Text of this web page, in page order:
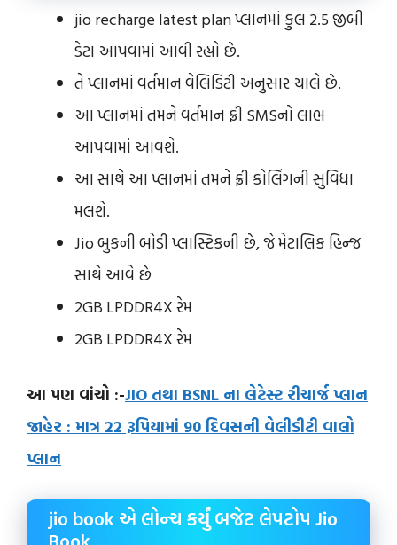
jio recharge latest plan પ્લાનમાં કુલ 2.5 જીબી
ડેટા આપવામાં આવી રહ્યો છે.
તે પ્લાનમાં વર્તમાન વેલિડિટી અનુસાર ચાલે છે.
આ પ્લાનમાં તમને વર્તમાન ફ્રી SMSનો લાભ
આપવામાં આવશે.
આ સાથે આ પ્લાનમાં તમને ફ્રી કોલિંગની સુવિધા
મલશે.
Jio બુકની બોડી પ્લાસ્ટિકની છે, જે મેટાલિક હિન્જ
સાથે આવે છે
2GB LPDDR4X રેમ
2GB LPDDR4X રેમ
આ પણ વાંચો :-JIO તથા BSNL ના લેટેસ્ટ રીચાર્જ પ્લાન
જાહેર : માત્ર 22 રૂપિયામાં 90 દિવસની વેલીડીટી વાલો
પ્લાન
jio book એ લોન્ચ કર્યું બજેટ લેપટોપ Jio